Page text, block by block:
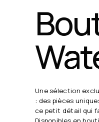
live
24